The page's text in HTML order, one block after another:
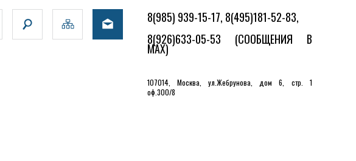
8(985) 939-15-17, 8(495)181-52-83,
8(926)633-05-53 (СООБЩЕНИЯ В
MAX)
107014, Москва, ул.Жебрунова, дом 6, стр. 1
оф.300/8